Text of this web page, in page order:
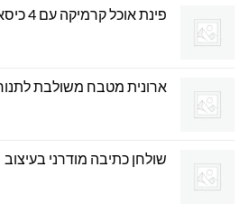
פינת אוכל קרמיקה עם 4 כיסאות
ארונית מטבח משולבת לתנור
שולחן כתיבה מודרני בעיצוב